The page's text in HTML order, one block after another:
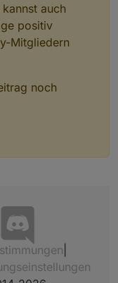
auch
positiv
Mitgliedern
noch